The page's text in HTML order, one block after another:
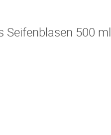
Seifenblasen 500 ml